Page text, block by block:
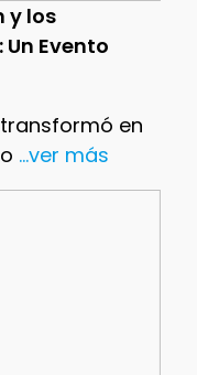
y los
Un Evento
en
...ver más